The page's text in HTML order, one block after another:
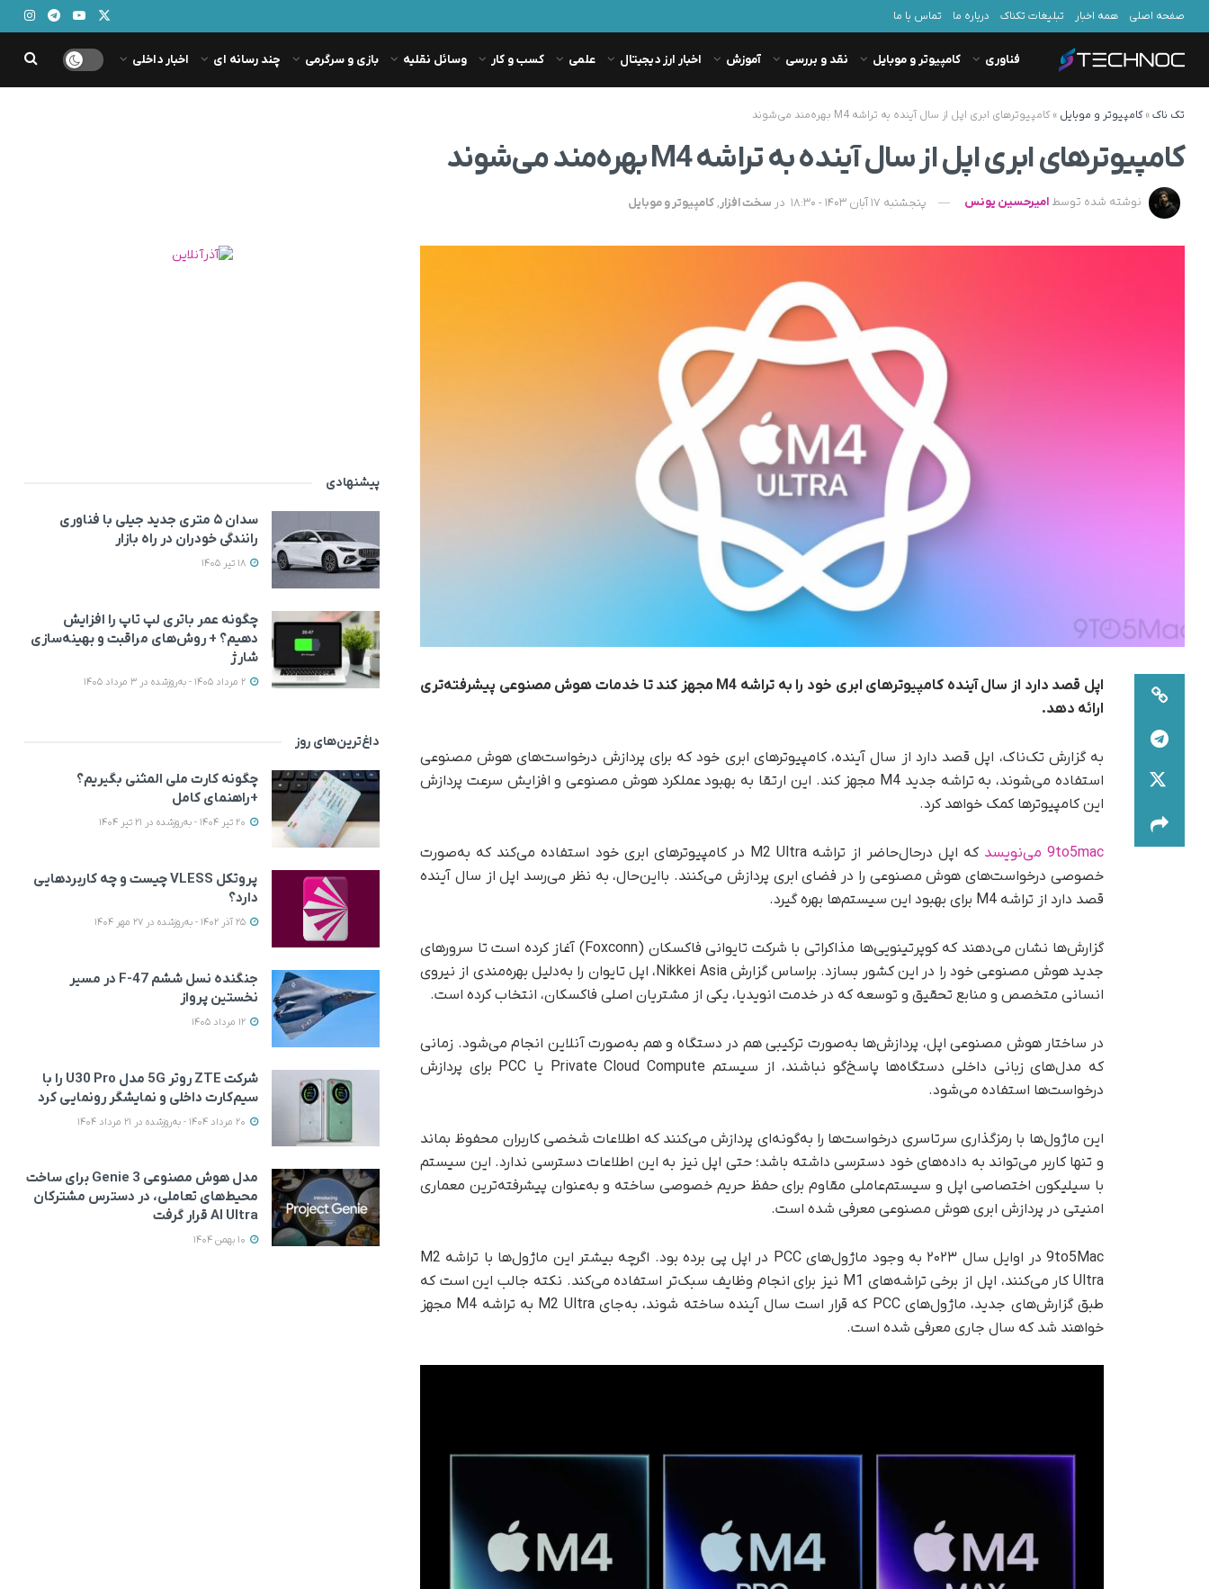
صفحه اصلی همه اخبار تبلیغات تکناک درباره ما تماس با ما
فناوری کامپیوتر و موبایل نقد و بررسی آموزش اخبار ارز دیجیتال علمی کسب و کار وسائل نقلیه بازی و سرگرمی چند رسانه ای اخبار داخلی
تک ناک»کامپیوتر و موبایل »کامپیوترهای ابری اپل از سال آینده به تراشه M4 بهره‌مند می‌شوند
کامپیوترهای ابری اپل از سال آینده به تراشه M4 بهره‌مند می‌شوند
نوشته شده توسط امیرحسین یونس پنجشنبه 17 آبان 1403 - 18:30 در سخت افزار,کامپیوتر و موبایل
اپل قصد دارد از سال آینده کامپیوترهای ابری خود را به تراشه M4 مجهز کند تا خدمات هوش مصنوعی پیشرفته‌تری
ارائه دهد.
به گزارش تک‌ناک، اپل قصد دارد از سال آینده، کامپیوترهای ابری خود که برای پردازش درخواست‌های هوش مصنوعی
استفاده می‌شوند، به تراشه جدید M4 مجهز کند. این ارتقا به بهبود عملکرد هوش مصنوعی و افزایش سرعت پردازش
این کامپیوترها کمک خواهد کرد.
9to5mac می‌نویسد
که اپل در‌حال‌حاضر از تراشه M2 Ultra در کامپیوترهای ابری خود استفاده می‌کند که به‌صورت
خصوصی درخواست‌های هوش مصنوعی را در فضای ابری پردازش می‌کنند. بااین‌حال، به نظر می‌رسد اپل از سال آینده
قصد دارد از تراشه M4 برای بهبود این سیستم‌ها بهره گیرد.
گزارش‌ها نشان می‌دهند که کوپرتینویی‌ها مذاکراتی با شرکت تایوانی فاکسکان (Foxconn) آغاز کرده است تا سرورهای
جدید هوش مصنوعی خود را در این کشور بسازد. بر‌اساس گزارش Nikkei Asia، اپل تایوان را به‌دلیل بهره‌مندی از نیروی
انسانی متخصص و منابع تحقیق و توسعه که در خدمت انویدیا، یکی از مشتریان اصلی فاکسکان، انتخاب کرده است.
در ساختار هوش مصنوعی اپل، پردازش‌ها به‌صورت ترکیبی هم در دستگاه و هم به‌صورت آنلاین انجام می‌شود. زمانی
که مدل‌های زبانی داخلی دستگاه‌ها پاسخ‌گو نباشند، از سیستم Private Cloud Compute یا PCC برای پردازش
درخواست‌ها استفاده می‌شود.
این ماژول‌ها با رمزگذاری سرتاسری درخواست‌ها را به‌گونه‌ای پردازش می‌کنند که اطلاعات شخصی کاربران محفوظ بماند
و تنها کاربر می‌تواند به داده‌های خود دسترسی داشته باشد؛ حتی اپل نیز به این اطلاعات دسترسی ندارد. این سیستم
با سیلیکون اختصاصی اپل و سیستم‌عاملی مقاوم برای حفظ حریم خصوصی ساخته و به‌عنوان پیشرفته‌ترین معماری
امنیتی در پردازش ابری هوش مصنوعی معرفی شده است.
9to5Mac در اوایل سال ۲۰۲۳ به وجود ماژول‌های PCC در اپل پی برده بود. اگرچه بیشتر این ماژول‌ها با تراشه M2
Ultra کار می‌کنند، اپل از برخی تراشه‌های M1 نیز برای انجام وظایف سبک‌تر استفاده می‌کند. نکته جالب این است که
طبق گزارش‌های جدید، ماژول‌های PCC که قرار است سال آینده ساخته شوند، به‌جای M2 Ultra به تراشه M4 مجهز
خواهند شد که سال جاری معرفی شده است.
پیشنهادی
سدان ۵ متری جدید جیلی با فناوری
رانندگی خودران در راه بازار
چگونه عمر باتری لپ تاپ را افزایش
دهیم؟ + روش‌های مراقبت و بهینه‌سازی
شارژ
داغ‌ترین‌های روز
چگونه کارت ملی المثنی بگیریم؟
+راهنمای کامل
پروتکل VLESS چیست و چه کاربردهایی
دارد؟
جنگنده نسل ششم F-47 در مسیر
نخستین پرواز
شرکت ZTE روتر 5G مدل U30 Pro را با
سیم‌کارت داخلی و نمایشگر رونمایی کرد
مدل هوش مصنوعی Genie 3 برای ساخت
محیط‌های تعاملی، در دسترس مشترکان
AI Ultra قرار گرفت